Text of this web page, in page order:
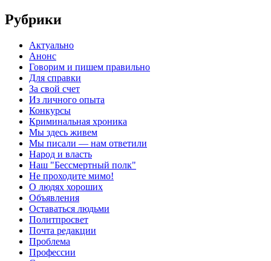
Рубрики
Актуально
Анонс
Говорим и пишем правильно
Для справки
За свой счет
Из личного опыта
Конкурсы
Криминальная хроника
Мы здесь живем
Мы писали — нам ответили
Народ и власть
Наш "Бессмертный полк"
Не проходите мимо!
О людях хороших
Объявления
Оставаться людьми
Политпросвет
Почта редакции
Проблема
Профессии